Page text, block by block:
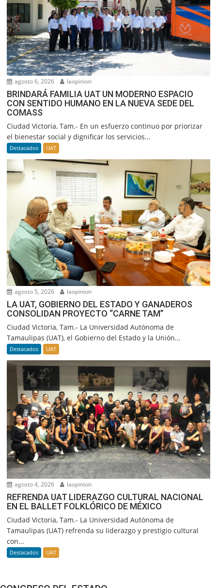
agosto 6, 2026 laopinion
BRINDARÁ FAMILIA UAT UN MODERNO ESPACIO
CON SENTIDO HUMANO EN LA NUEVA SEDE DEL
COMASS
Ciudad Victoria, Tam.- En un esfuerzo continuo por priorizar
el bienestar social y dignificar los servicios...
Destacados UAT
agosto 5, 2026 laopinion
LA UAT, GOBIERNO DEL ESTADO Y GANADEROS
CONSOLIDAN PROYECTO “CARNE TAM”
Ciudad Victoria, Tam.- La Universidad Autónoma de
Tamaulipas (UAT), el Gobierno del Estado y la Unión...
Destacados UAT
agosto 4, 2026 laopinion
REFRENDA UAT LIDERAZGO CULTURAL NACIONAL
EN EL BALLET FOLKLÓRICO DE MÉXICO
Ciudad Victoria, Tam.- La Universidad Autónoma de
Tamaulipas (UAT) refrenda su liderazgo y prestigio cultural
con...
Destacados UAT